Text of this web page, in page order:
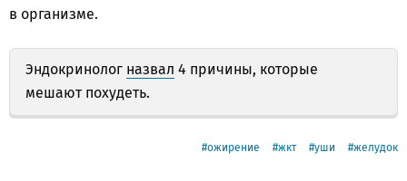
в организме.
Эндокринолог назвал 4 причины, которые
мешают похудеть.
ожирение жкт уши желудок